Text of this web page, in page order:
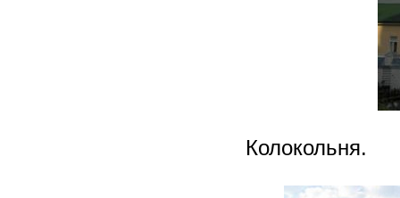
Колокольня.